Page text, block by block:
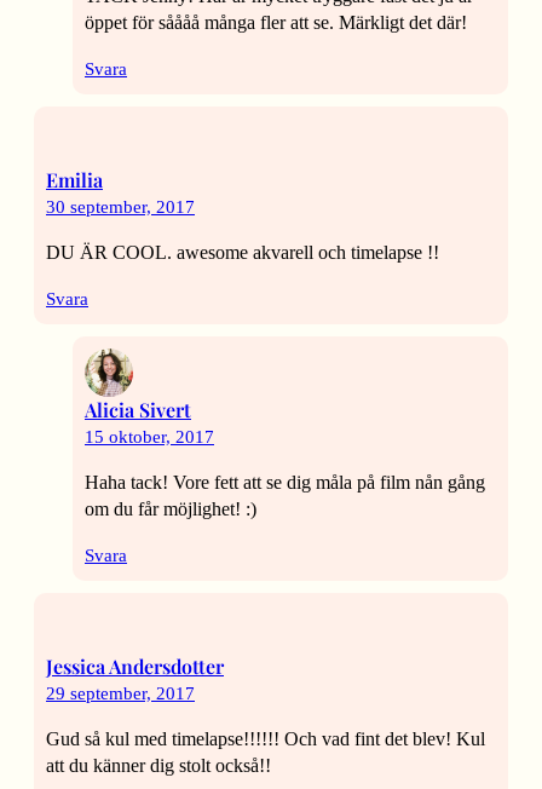
öppet för såååå många fler att se. Märkligt det där!
Svara
Emilia
30 september, 2017
DU ÄR COOL. awesome akvarell och timelapse !!
Svara
Alicia Sivert
15 oktober, 2017
Haha tack! Vore fett att se dig måla på film nån gång
om du får möjlighet! :)
Svara
Jessica Andersdotter
29 september, 2017
Gud så kul med timelapse!!!!!! Och vad fint det blev! Kul
att du känner dig stolt också!!